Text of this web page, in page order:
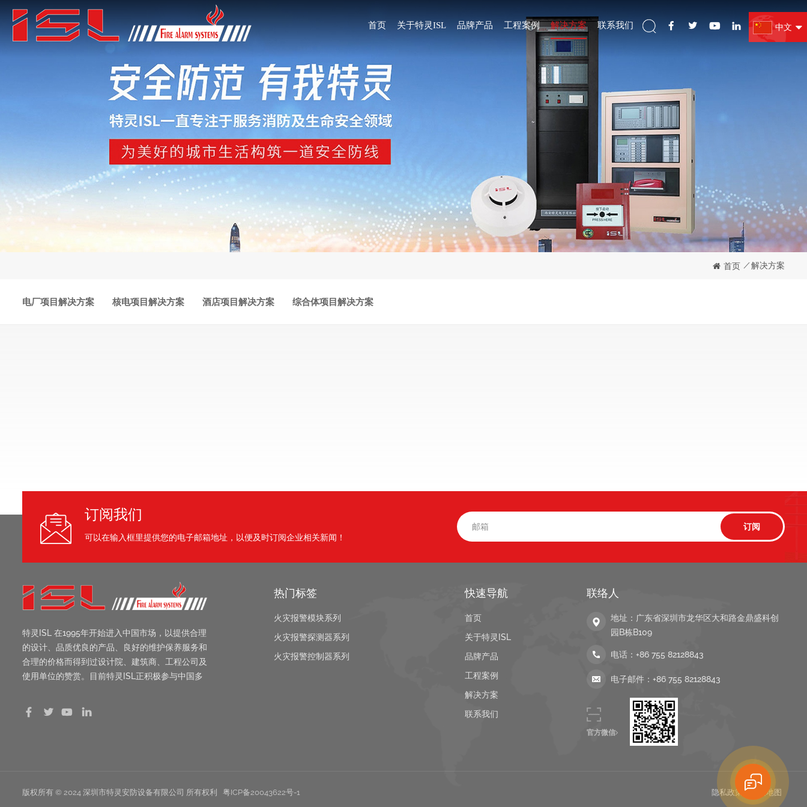
中文
首页 关于特灵ISL 品牌产品 工程案例 解决方案 联系我们
首页 / 解决方案
电厂项目解决方案 核电项目解决方案 酒店项目解决方案 综合体项目解决方案
订阅我们
可以在输入框里提供您的电子邮箱地址，以便及时订阅企业相关新闻！
特灵ISL 在1995年开始进入中国市场，以提供合理
的设计、品质优良的产品、良好的维护保养服务和
合理的价格而得到过设计院、建筑商、工程公司及
使用单位的赞赏。目前特灵ISL正积极参与中国多
您我的合作，特灵公司能对中国的建筑物在消防自
动化及保障人民生命财产安全方面做出自己优越的
热门标签
火灾报警模块系列
火灾报警探测器系列
火灾报警控制器系列
快速导航
首页
关于特灵ISL
品牌产品
工程案例
解决方案
联系我们
联络人
地址：广东省深圳市龙华区大和路金鼎盛科创
园B栋B109
电话： +86 755 82128843
电子邮件： +86 755 82128843
官方微信
版权所有 © 2024 深圳市特灵安防设备有限公司 所有权利 粤ICP备20043622号-1 隐私政策 | 网站地图